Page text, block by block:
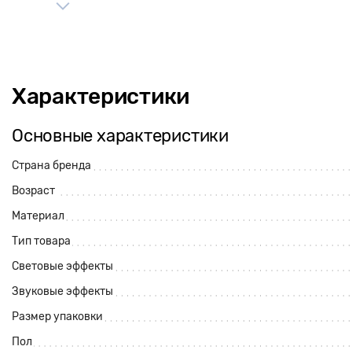
Характеристики
Основные характеристики
Страна бренда
Возраст
Материал
Тип товара
Световые эффекты
Звуковые эффекты
Размер упаковки
Пол